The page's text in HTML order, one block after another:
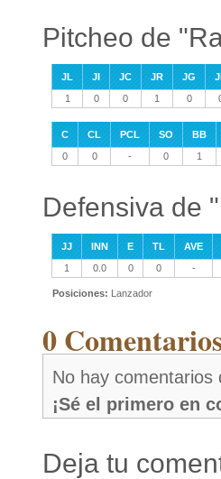
Pitcheo de
JL JI JC JR JG
1
0 0 1 0
C CL PCL SO
BB
0
0 - 0 1
Defensiva de
JJ INN E TL
AVE
1
0.0 0 0 -
Posiciones: Lanzador
0
No hay comentarios
¡Sé el primero en
Deja tu